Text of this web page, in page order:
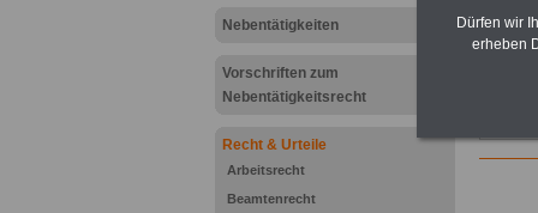
Nebentätigkeiten
Vorschriften zum
Nebentätigkeitsrecht
Recht & Urteile
Arbeitsrecht
Beamtenrecht
Dürfen wir
erheben